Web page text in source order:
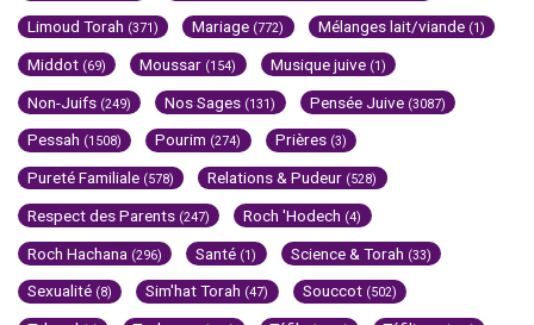
Limoud Torah (371) Mariage (772) Mélanges lait/viande (1)
Middot (69) Moussar (154) Musique juive (1)
Non-Juifs (249) Nos Sages (131) Pensée Juive (3087)
Pessah (1508) Pourim (274) Prières (3)
Pureté Familiale (578) Relations & Pudeur (528)
Respect des Parents (247) Roch 'Hodech (4)
Roch Hachana (296) Santé (1) Science & Torah (33)
Sexualité (8) Sim'hat Torah (47) Souccot (502)